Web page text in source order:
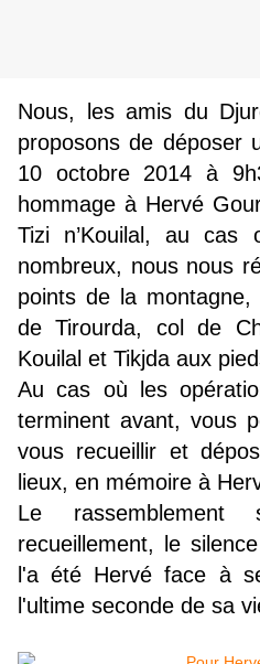
Nous, les amis du
proposons de déposer
10 octobre 2014 à
hommage à Hervé
Tizi n’Kouilal, au cas
nombreux, nous nous
points de la
de Tirourda, col de
Kouilal et Tikjda aux
Au cas où les
terminent avant, vous
vous recueillir et
lieux, en mémoire à
Le
recueillement, le
l'a été Hervé face à
l'ultime seconde de sa